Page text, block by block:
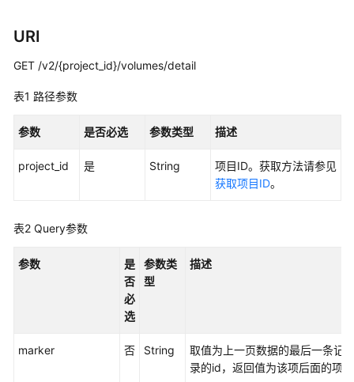
实
践
API
考
使
如
URI
GET /v2/{project_id}/volumes/detail
表1 路径参数
参数 是否必选 参数类型 描述
project_id 是 String
项目ID。获取方法请参见
获取项目ID。
表2 Query参数
参数
是
否
必
选
参数类
型
描述
marker 否 String
取值为上一页数据的最后一条记
录的id，返回值为该项后面的项